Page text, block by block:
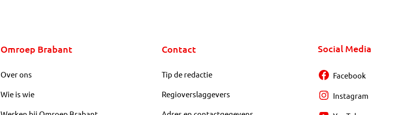
Omroep Brabant
Over ons
Wie is wie
Contact
Tip de redactie
Regioverslaggevers
Social Media
Facebook
Instagram